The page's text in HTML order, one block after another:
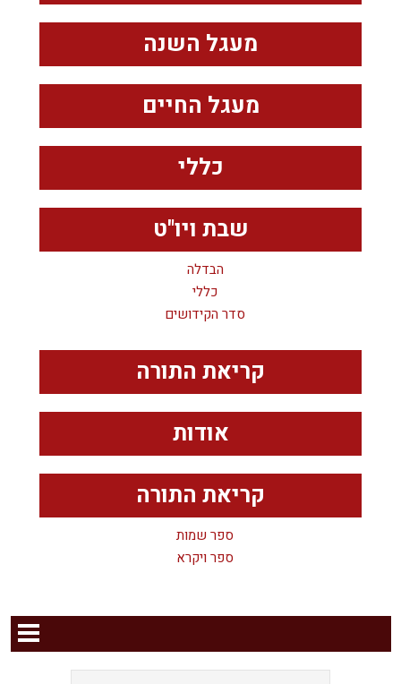
מעגל השנה
מעגל החיים
כללי
שבת ויו"ט
הבדלה
כללי
סדר הקידושים
קריאת התורה
אודות
קריאת התורה
ספר שמות
ספר ויקרא